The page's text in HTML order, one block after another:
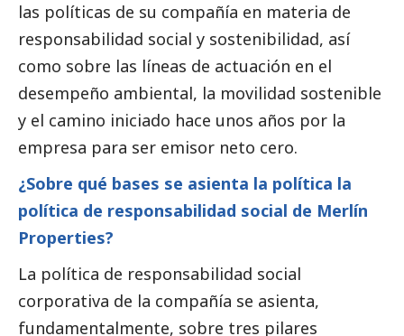
las políticas de su compañía en materia de
responsabilidad social y sostenibilidad, así
como sobre las líneas de actuación en el
desempeño ambiental, la movilidad sostenible
y el camino iniciado hace unos años por la
empresa para ser emisor neto cero.
¿Sobre qué bases se asienta la política la
política de responsabilidad social de Merlín
Properties?
La política de responsabilidad social
corporativa de la compañía se asienta,
fundamentalmente, sobre tres pilares